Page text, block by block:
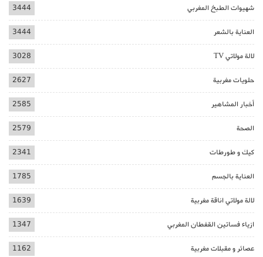
شهيوات الطبخ المغربي 3444
العناية بالشعر 3444
لالة مولاتي TV 3028
حلويات مغربية 2627
أخبار المشاهير 2585
الصحة 2579
كيك و طورطات 2341
العناية بالجسم 1785
لالة مولاتي اناقة مغربية 1639
ازياء فساتين القفطان المغربي 1347
عصائر و مقبلات مغربية 1162